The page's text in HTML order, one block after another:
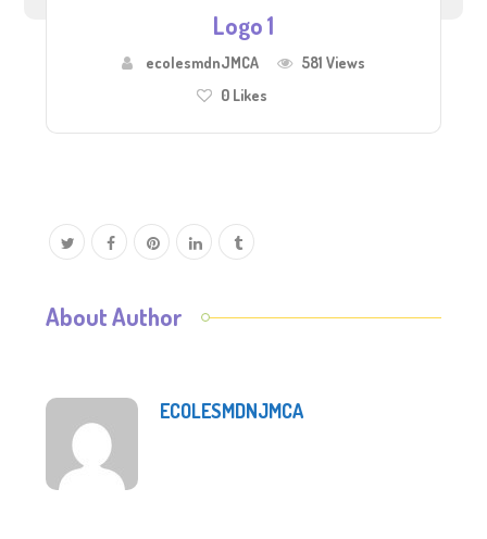
Logo 1
ecolesmdnJMCA
581 Views
0Likes
About Author
ECOLESMDNJMCA